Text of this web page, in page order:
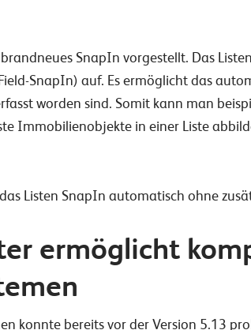
SnapIn vorgestellt. Das
SnapIn) auf. Es ermöglicht das
worden sind. Somit kann man
Immobilienobjekte in einer Liste
Listen SnapIn automatisch ohne
ermöglicht
konnte bereits vor der Version 5.13